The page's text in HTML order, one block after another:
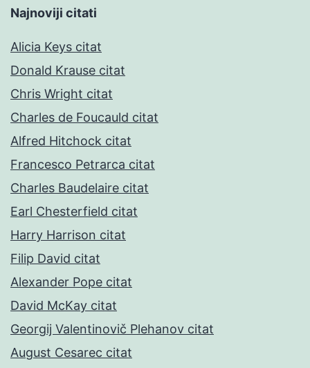
Najnoviji citati
Alicia Keys citat
Donald Krause citat
Chris Wright citat
Charles de Foucauld citat
Alfred Hitchock citat
Francesco Petrarca citat
Charles Baudelaire citat
Earl Chesterfield citat
Harry Harrison citat
Filip David citat
Alexander Pope citat
David McKay citat
Georgij Valentinovič Plehanov citat
August Cesarec citat